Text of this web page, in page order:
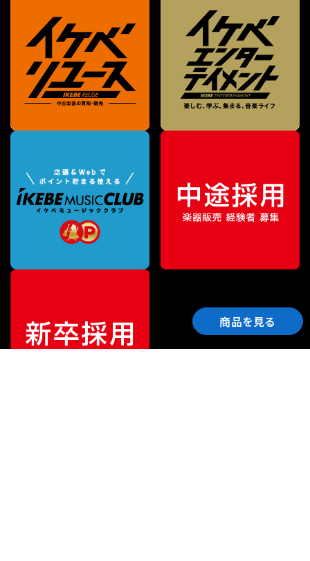
商品を見る